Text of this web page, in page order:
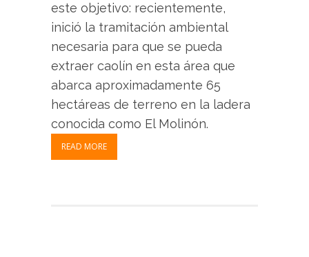
este objetivo: recientemente,
inició la tramitación ambiental
necesaria para que se pueda
extraer caolín en esta área que
abarca aproximadamente 65
hectáreas de terreno en la ladera
conocida como El Molinón.
READ MORE